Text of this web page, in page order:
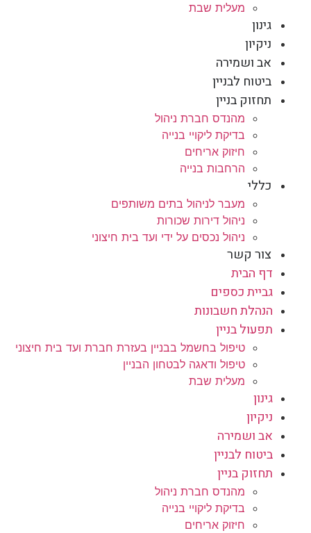
מעלית שבת
גינון
ניקיון
אב ושמירה
ביטוח לבניין
תחזוק בניין
מהנדס חברת ניהול
בדיקת ליקויי בנייה
חיזוק אריחים
הרחבות בנייה
כללי
מעבר לניהול בתים משותפים
ניהול דירות שכורות
ניהול נכסים על ידי ועד בית חיצוני
צור קשר
דף הבית
גביית כספים
הנהלת חשבונות
תפעול בניין
טיפול בחשמל בבניין בעזרת חברת ועד בית חיצוני
טיפול ודאגה לבטחון הבניין
מעלית שבת
גינון
ניקיון
אב ושמירה
ביטוח לבניין
תחזוק בניין
מהנדס חברת ניהול
בדיקת ליקויי בנייה
חיזוק אריחים